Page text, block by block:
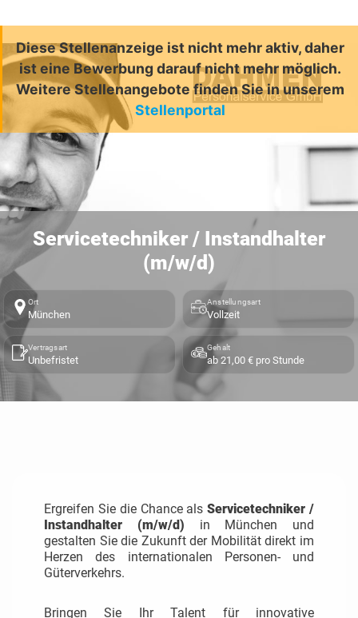
Diese Stellenanzeige ist nicht mehr aktiv, daher
ist eine Bewerbung darauf nicht mehr möglich.
Weitere Stellenangebote finden Sie in unserem
Stellenportal
Servicetechniker / Instandhalter
(m/w/d)
Ort
München
Anstellungsart
Vollzeit
Vertragsart
Unbefristet
Gehalt
ab 21,00 € pro Stunde
Ergreifen Sie die Chance alsServicetechniker /
Instandhalter (m/w/d) in München und
gestalten Sie die Zukunft der Mobilität direkt im
Herzen des internationalen Personen- und
Güterverkehrs.
Bringen Sie Ihr Talent für innovative